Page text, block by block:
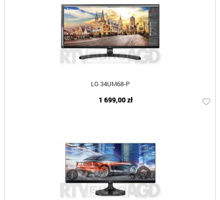
LG 34UM68-P
1 699,00 zł